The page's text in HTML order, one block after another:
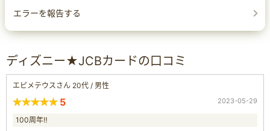
エラーを報告する
ディズニー★JCBカードの口コミ
エピメテウスさん 20代 / 男性
5 2023-05-29
100周年‼︎